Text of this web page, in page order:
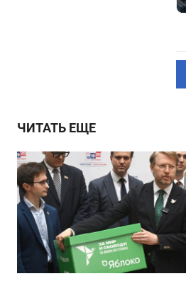
ЧИТАТЬ ЕЩЕ